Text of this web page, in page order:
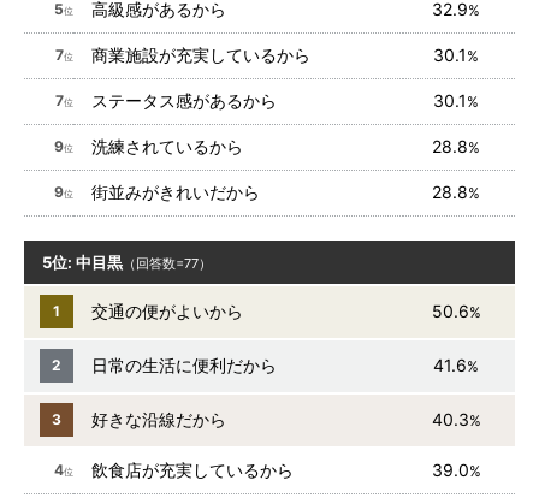
5位 高級感があるから 32.9%
7位 商業施設が充実しているから 30.1 %
7位 ステータス感があるから 30.1 %
9位 洗練されているから 28.8%
9位 街並みがきれいだから 28.8%
5位: 中目黒 （回答数=77）
1 交通の便がよいから 50.6%
2 日常の生活に便利だから 41.6%
3 好きな沿線だから 40.3%
4位 飲食店が充実しているから 39.0%